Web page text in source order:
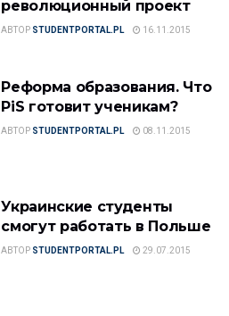
революционный проект
АВТОР STUDENTPORTAL.PL 16.11.2015
Реформа образования. Что
PiS готовит ученикам?
АВТОР STUDENTPORTAL.PL 08.11.2015
Украинские студенты
смогут работать в Польше
АВТОР STUDENTPORTAL.PL 29.07.2015